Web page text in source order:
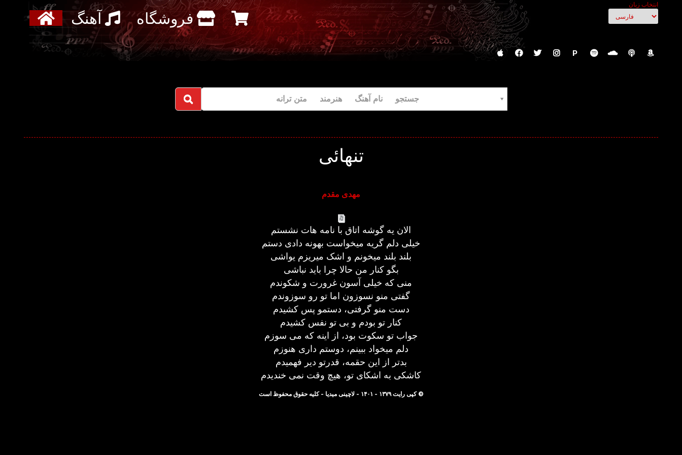
انتخاب زبان
آهنگ فروشگاه
P
جستجو نام آهنگ هنرمند متن ترانه
تنهائی
مهدی مقدم
الان یه گوشه اتاق با نامه هات نشستم
خیلی دلم گریه میخواست بهونه دادی دستم
بلند بلند میخونم و اشک میریزم یواشی
بگو کنار من حالا چرا باید نباشی
منی که خیلی آسون غرورت و شکوندم
گفتی منو نسوزون اما تو رو سوزوندم
دست منو گرفتی، دستمو پس کشیدم
کنار تو بودم و بی تو نفس کشیدم
جواب تو سکوت بود، از اینه که می سوزم
دلم میخواد ببینم، دوستم داری هنوزم
بدتر از این حقمه، قدرتو دیر فهمیدم
کاشکی به اشکای تو، هیچ وقت نمی خندیدم
© کپی رایت ۱۳۷۹ - ۱۴۰۱ - لاچینی میدیا - کلیه حقوق محفوظ است